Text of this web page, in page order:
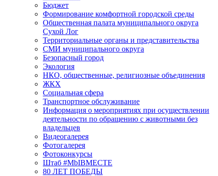
Бюджет
Формирование комфортной городской среды
Общественная палата муниципального округа
Сухой Лог
Территориальные органы и представительства
СМИ муниципального округа
Безопасный город
Экология
НКО, общественные, религиозные объединения
ЖКХ
Социальная сфера
Транспортное обслуживание
Информация о мероприятиях при осуществлении
деятельности по обращению с животными без
владельцев
Видеогалерея
Фотогалерея
Фотоконкурсы
Штаб #MbIBMECTE
80 ЛЕТ ПОБЕДЫ